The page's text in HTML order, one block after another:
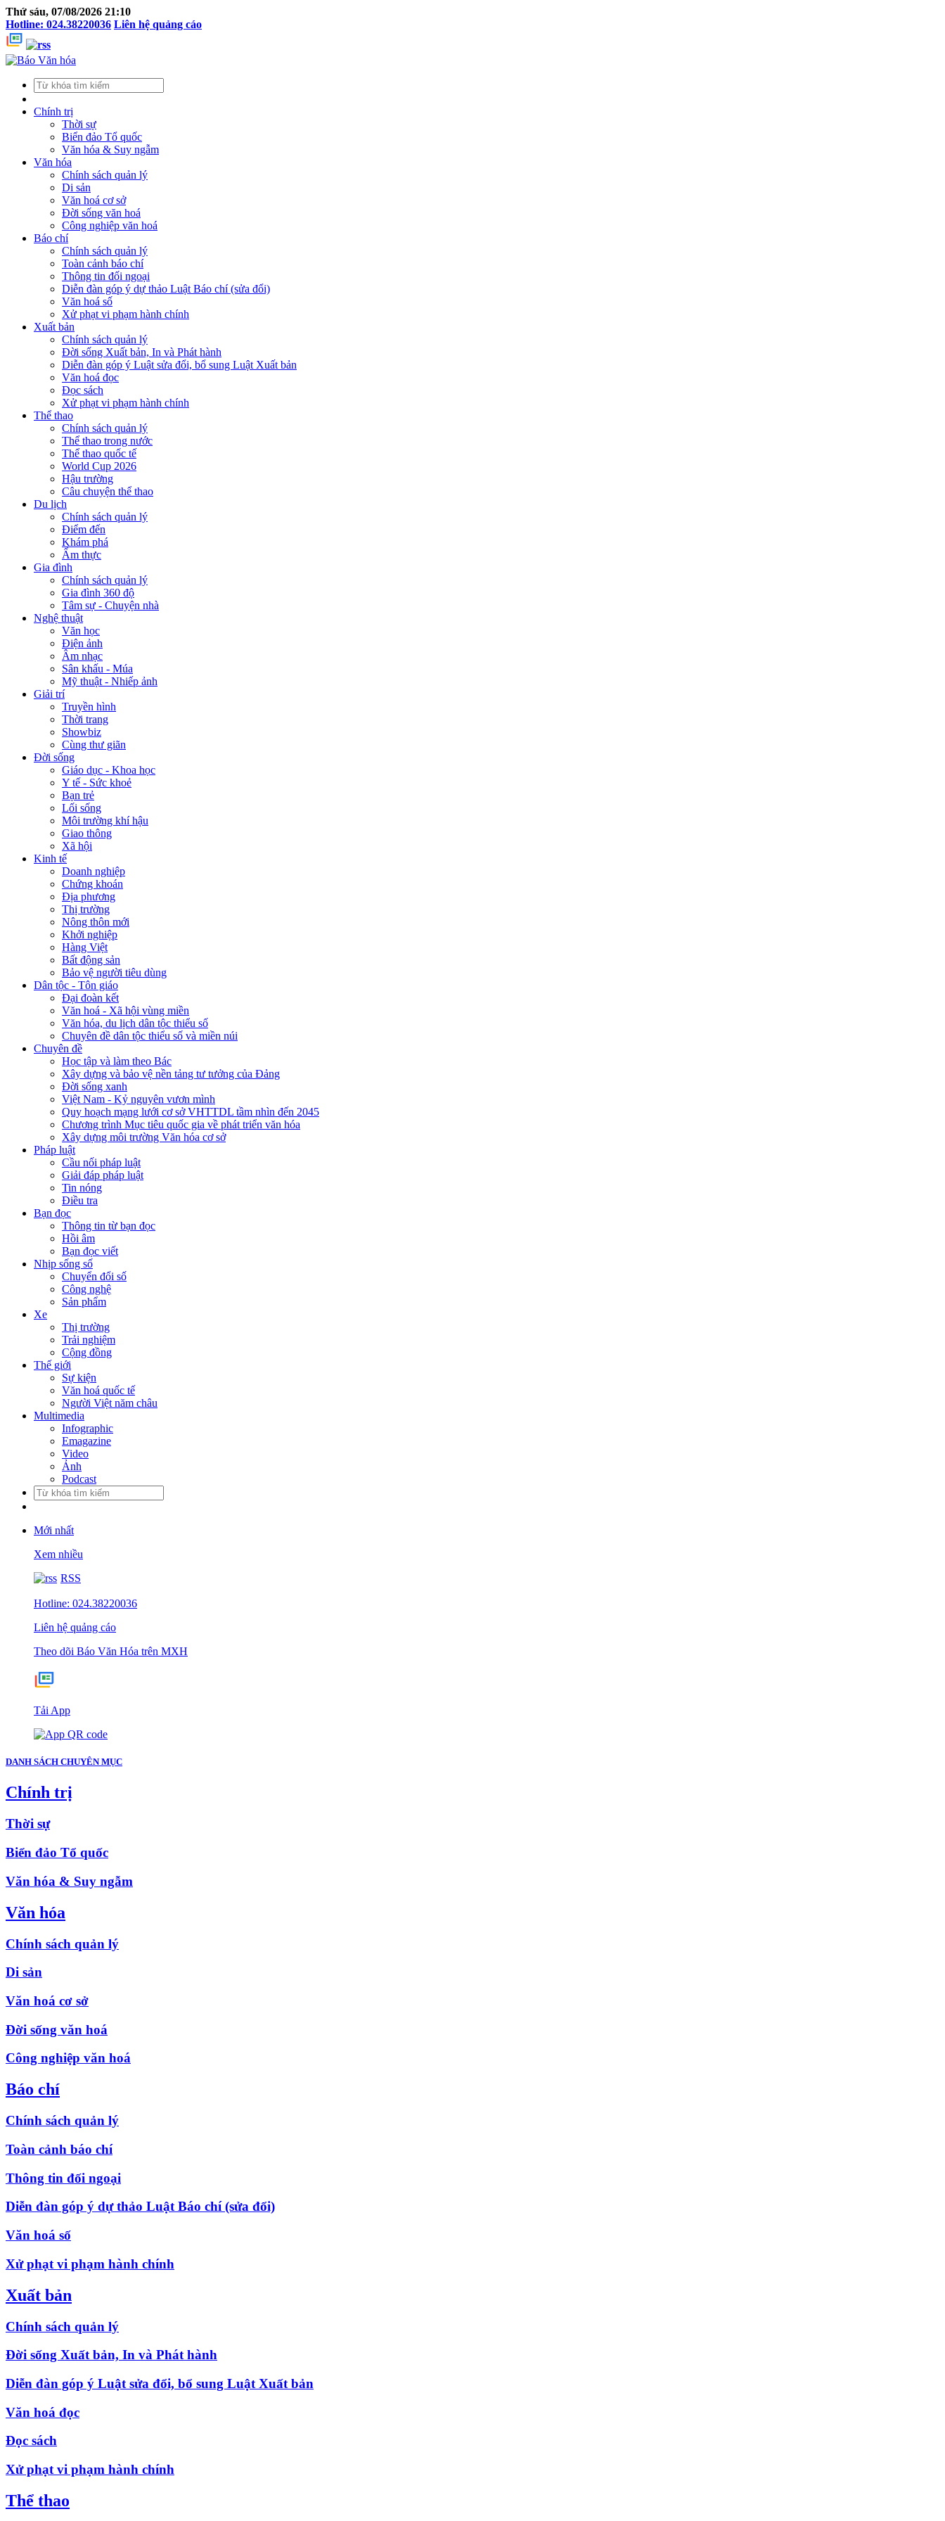
Thứ sáu, 07/08/2026 21:10
Hotline: 024.38220036 Liên hệ quảng cáo
Chính trị
Thời sự
Biển đảo Tổ quốc
Văn hóa & Suy ngẫm
Văn hóa
Chính sách quản lý
Di sản
Văn hoá cơ sở
Đời sống văn hoá
Công nghiệp văn hoá
Báo chí
Chính sách quản lý
Toàn cảnh báo chí
Thông tin đối ngoại
Diễn đàn góp ý dự thảo Luật Báo chí (sửa đổi)
Văn hoá số
Xử phạt vi phạm hành chính
Xuất bản
Chính sách quản lý
Đời sống Xuất bản, In và Phát hành
Diễn đàn góp ý Luật sửa đổi, bổ sung Luật Xuất bản
Văn hoá đọc
Đọc sách
Xử phạt vi phạm hành chính
Thể thao
Chính sách quản lý
Thể thao trong nước
Thể thao quốc tế
World Cup 2026
Hậu trường
Câu chuyện thể thao
Du lịch
Chính sách quản lý
Điểm đến
Khám phá
Ẩm thực
Gia đình
Chính sách quản lý
Gia đình 360 độ
Tâm sự - Chuyện nhà
Nghệ thuật
Văn học
Điện ảnh
Âm nhạc
Sân khấu - Múa
Mỹ thuật - Nhiếp ảnh
Giải trí
Truyền hình
Thời trang
Showbiz
Cùng thư giãn
Đời sống
Giáo dục - Khoa học
Y tế - Sức khoẻ
Bạn trẻ
Lối sống
Môi trường khí hậu
Giao thông
Xã hội
Kinh tế
Doanh nghiệp
Chứng khoán
Địa phương
Thị trường
Nông thôn mới
Khởi nghiệp
Hàng Việt
Bất động sản
Bảo vệ người tiêu dùng
Dân tộc - Tôn giáo
Đại đoàn kết
Văn hoá - Xã hội vùng miền
Văn hóa, du lịch dân tộc thiểu số
Chuyên đề dân tộc thiểu số và miền núi
Chuyên đề
Học tập và làm theo Bác
Xây dựng và bảo vệ nền tảng tư tưởng của Đảng
Đời sống xanh
Việt Nam - Kỷ nguyên vươn mình
Quy hoạch mạng lưới cơ sở VHTTDL tầm nhìn đến 2045
Chương trình Mục tiêu quốc gia về phát triển văn hóa
Xây dựng môi trường Văn hóa cơ sở
Pháp luật
Cầu nối pháp luật
Giải đáp pháp luật
Tin nóng
Điều tra
Bạn đọc
Thông tin từ bạn đọc
Hồi âm
Bạn đọc viết
Nhịp sống số
Chuyển đổi số
Công nghệ
Sản phẩm
Xe
Thị trường
Trải nghiệm
Cộng đồng
Thế giới
Sự kiện
Văn hoá quốc tế
Người Việt năm châu
Multimedia
Infographic
Emagazine
Video
Ảnh
Podcast
Mới nhất
Xem nhiều
RSS
Hotline: 024.38220036
Liên hệ quảng cáo
Theo dõi Báo Văn Hóa trên MXH
Tải App
DANH SÁCH CHUYÊN MỤC
Chính trị
Thời sự
Biển đảo Tổ quốc
Văn hóa & Suy ngẫm
Văn hóa
Chính sách quản lý
Di sản
Văn hoá cơ sở
Đời sống văn hoá
Công nghiệp văn hoá
Báo chí
Chính sách quản lý
Toàn cảnh báo chí
Thông tin đối ngoại
Diễn đàn góp ý dự thảo Luật Báo chí (sửa đổi)
Văn hoá số
Xử phạt vi phạm hành chính
Xuất bản
Chính sách quản lý
Đời sống Xuất bản, In và Phát hành
Diễn đàn góp ý Luật sửa đổi, bổ sung Luật Xuất bản
Văn hoá đọc
Đọc sách
Xử phạt vi phạm hành chính
Thể thao